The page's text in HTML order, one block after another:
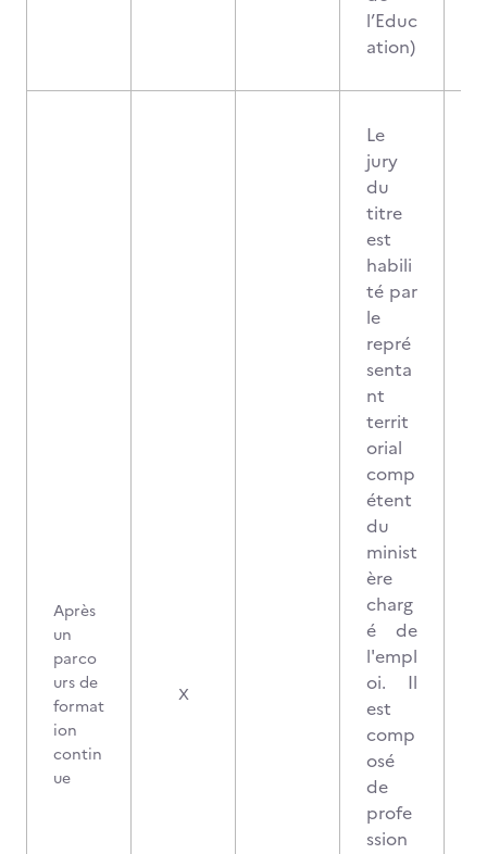
l’Educ
ation)
Après
un
parco
urs de
format
ion
contin
ue
X
Le
jury
du
titre
est
habili
té par
le
repré
senta
nt
territ
orial
comp
étent
du
minist
ère
charg
é de
l'empl
oi. Il
est
comp
osé
de
profe
ssion